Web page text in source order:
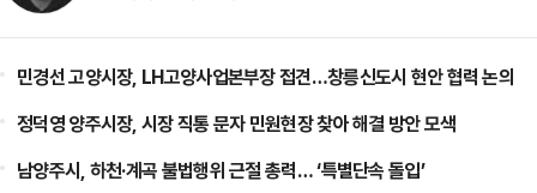
민경선 고양시장, LH고양사업본부장 접견…창릉신도시 현안 협력 논의
정덕영 양주시장, 시장 직통 문자 민원현장 찾아 해결 방안 모색
남양주시, 하천·계곡 불법행위 근절 총력… ‘특별단속 돌입’